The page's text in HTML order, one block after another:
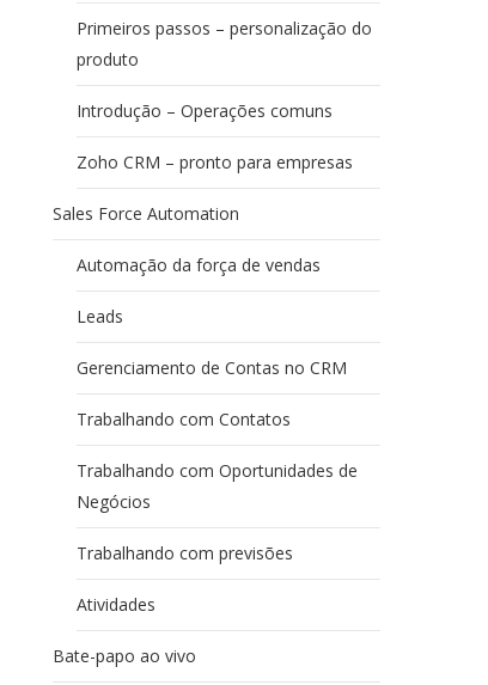
Primeiros passos – personalização do
produto
Introdução – Operações comuns
Zoho CRM – pronto para empresas
Sales Force Automation
Automação da força de vendas
Leads
Gerenciamento de Contas no CRM
Trabalhando com Contatos
Trabalhando com Oportunidades de
Negócios
Trabalhando com previsões
Atividades
Bate-papo ao vivo